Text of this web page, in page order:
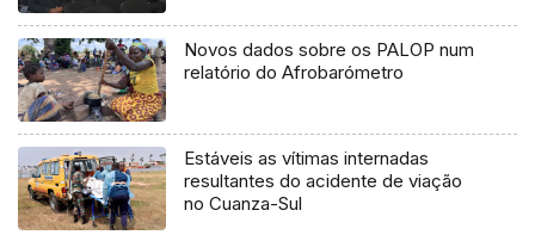
Novos dados sobre os PALOP num
relatório do Afrobarómetro
Estáveis as vítimas internadas
resultantes do acidente de viação
no Cuanza-Sul